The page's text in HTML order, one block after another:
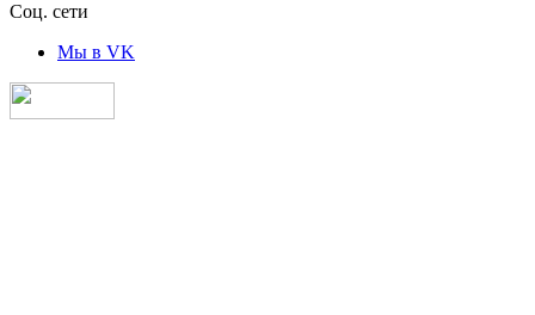
Соц. сети
Мы в VK